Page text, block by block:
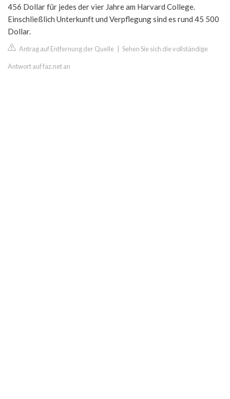
456 Dollar für jedes der vier Jahre am Harvard College.
Einschließlich Unterkunft und Verpflegung sind es rund 45 500
Dollar.
Antrag auf Entfernung der Quelle Sehen Sie sich die vollständige
Antwort auf faz.net an